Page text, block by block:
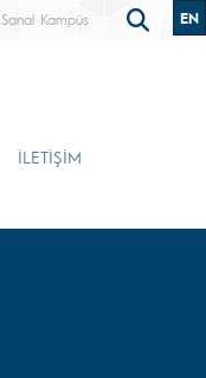
Sanal Kampüs EN
İLETİŞİM